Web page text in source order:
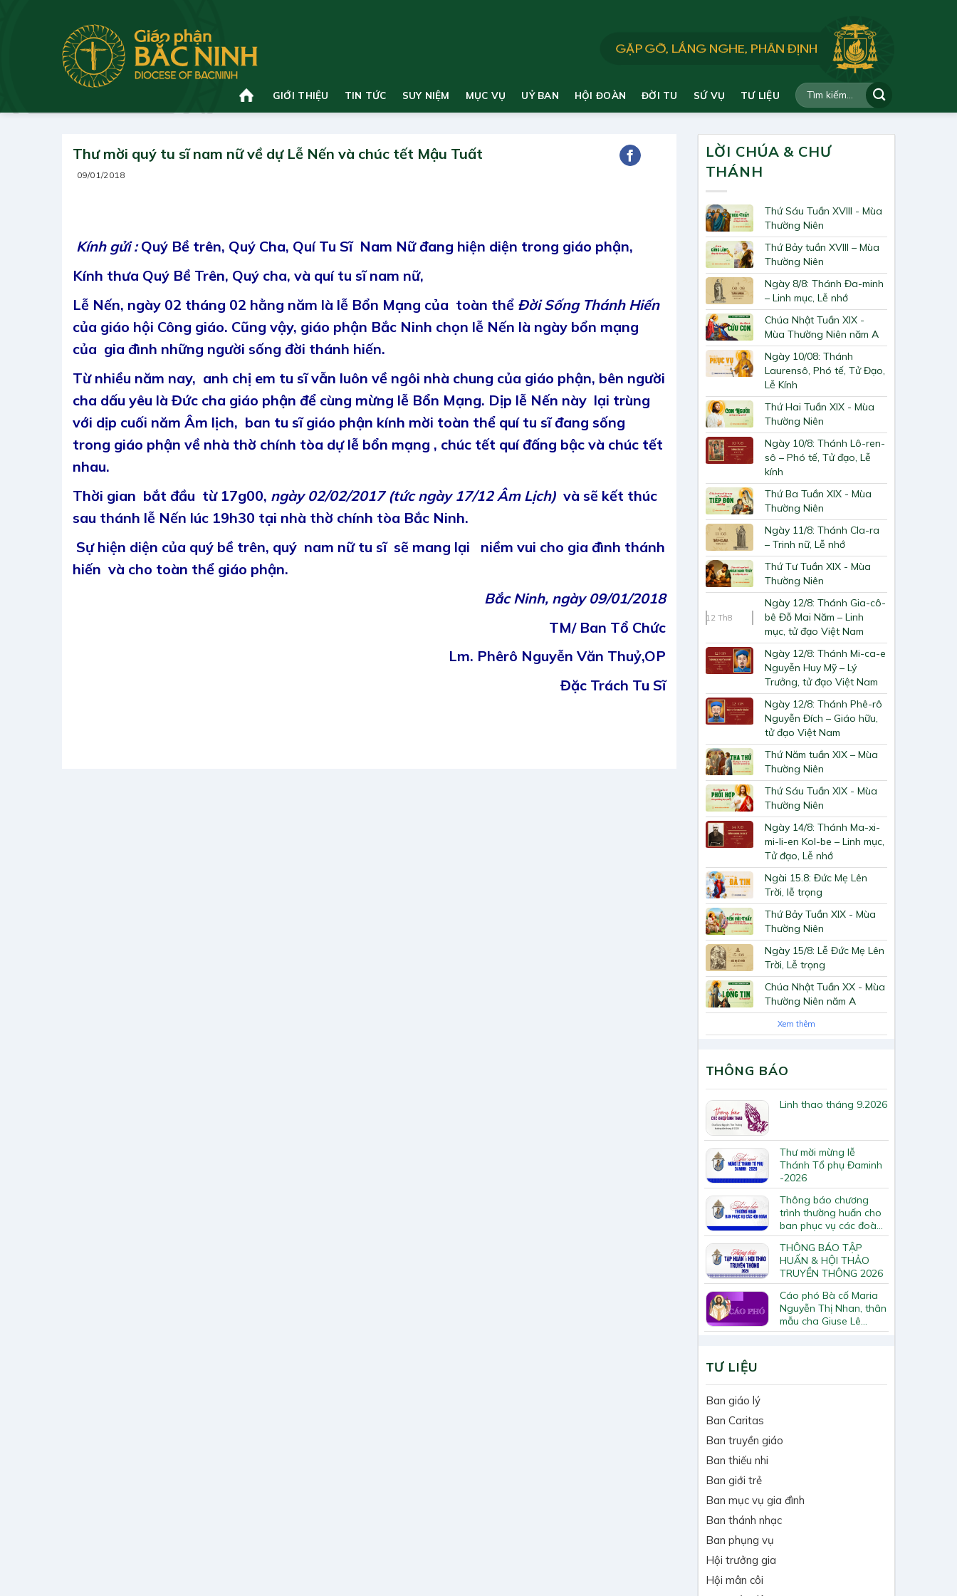
GIỚI THIỆU TIN TỨC SUY NIỆM MỤC VỤ UỶ BAN HỘI ĐOÀN ĐỜI TU SỨ VỤ TƯ LIỆU
Thư mời quý tu sĩ nam nữ về dự Lễ Nến và chúc tết Mậu Tuất
09/01/2018
Kính gửi :Quý Bề trên, Quý Cha, Quí Tu Sĩ Nam Nữ đang hiện diện trong giáo phận,
Kính thưa Quý Bề Trên, Quý cha, và quí tu sĩ nam nữ,
Lễ Nến, ngày 02 tháng 02 hằng năm là lễ Bổn Mạng của toàn thể Đời Sống Thánh Hiến
của giáo hội Công giáo. Cũng vậy, giáo phận Bắc Ninh chọn lễ Nến là ngày bổn mạng
của gia đình những người sống đời thánh hiến.
Từ nhiều năm nay, anh chị em tu sĩ vẫn luôn về ngôi nhà chung của giáo phận, bên người
cha dấu yêu là Đức cha giáo phận để cùng mừng lễ Bổn Mạng. Dịp lễ Nến này lại trùng
với dịp cuối năm Âm lịch, ban tu sĩ giáo phận kính mời toàn thể quí tu sĩ đang sống
trong giáo phận về nhà thờ chính tòa dự lễ bổn mạng , chúc tết quí đấng bậc và chúc tết
nhau.
Thời gian bắt đầu từ 17g00, ngày 02/02/2017 (tức ngày 17/12 Âm Lịch) và sẽ kết thúc
sau thánh lễ Nến lúc 19h30 tại nhà thờ chính tòa Bắc Ninh.
Sự hiện diện của quý bề trên, quý nam nữ tu sĩ sẽ mang lại niềm vui cho gia đình thánh
hiến và cho toàn thể giáo phận.
Bắc Ninh, ngày 09/01/2018
TM/ Ban Tổ Chức
Lm. Phêrô Nguyễn Văn Thuỷ,OP
Đặc Trách Tu Sĩ
LỜI CHÚA & CHƯ
THÁNH
Thứ Sáu Tuần XVIII - Mùa
Thường Niên
Thứ Bảy tuần XVIII – Mùa
Thường Niên
Ngày 8/8: Thánh Đa-minh
– Linh mục, Lễ nhớ
Chúa Nhật Tuần XIX -
Mùa Thường Niên năm A
Ngày 10/08: Thánh
Laurensô, Phó tế, Tử Đạo,
Lễ Kính
Thứ Hai Tuần XIX - Mùa
Thường Niên
Ngày 10/8: Thánh Lô-ren-
sô – Phó tế, Tử đạo, Lễ
kính
Thứ Ba Tuần XIX - Mùa
Thường Niên
Ngày 11/8: Thánh Cla-ra
– Trinh nữ, Lễ nhớ
Thứ Tư Tuần XIX - Mùa
Thường Niên
12 Th8
Ngày 12/8: Thánh Gia-cô-
bê Đỗ Mai Năm – Linh
mục, tử đạo Việt Nam
Ngày 12/8: Thánh Mi-ca-e
Nguyễn Huy Mỹ – Lý
Trưởng, tử đạo Việt Nam
Ngày 12/8: Thánh Phê-rô
Nguyễn Đích – Giáo hữu,
tử đạo Việt Nam
Thứ Năm tuần XIX – Mùa
Thường Niên
Thứ Sáu Tuần XIX - Mùa
Thường Niên
Ngày 14/8: Thánh Ma-xi-
mi-li-en Kol-be – Linh mục,
Tử đạo, Lễ nhớ
Ngài 15.8: Đức Mẹ Lên
Trời, lễ trọng
Thứ Bảy Tuần XIX - Mùa
Thường Niên
Ngày 15/8: Lễ Đức Mẹ Lên
Trời, Lễ trọng
Chúa Nhật Tuần XX - Mùa
Thường Niên năm A
Xem thêm
THÔNG BÁO
Linh thao tháng 9.2026
Thư mời mừng lễ
Thánh Tổ phụ Đaminh
-2026
Thông báo chương
trình thường huấn cho
ban phục vụ các đoàn
hội Tông huấn về loan
báo Tin Mừng
THÔNG BÁO TẬP
HUẤN & HỘI THẢO
TRUYỀN THÔNG 2026
Cáo phó Bà cố Maria
Nguyễn Thị Nhan, thân
mẫu cha Giuse Lê
Quốc Chinh
TƯ LIỆU
Ban giáo lý
Ban Caritas
Ban truyền giáo
Ban thiếu nhi
Ban giới trẻ
Ban mục vụ gia đình
Ban thánh nhạc
Ban phụng vụ
Hội trưởng gia
Hội mân côi